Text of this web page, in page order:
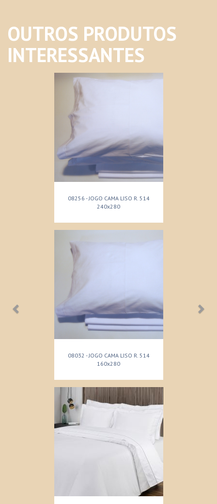
OUTROS PRODUTOS
INTERESSANTES
08256 - JOGO CAMA LISO R. 514
240x280
08032 - JOGO CAMA LISO R. 514
160x280